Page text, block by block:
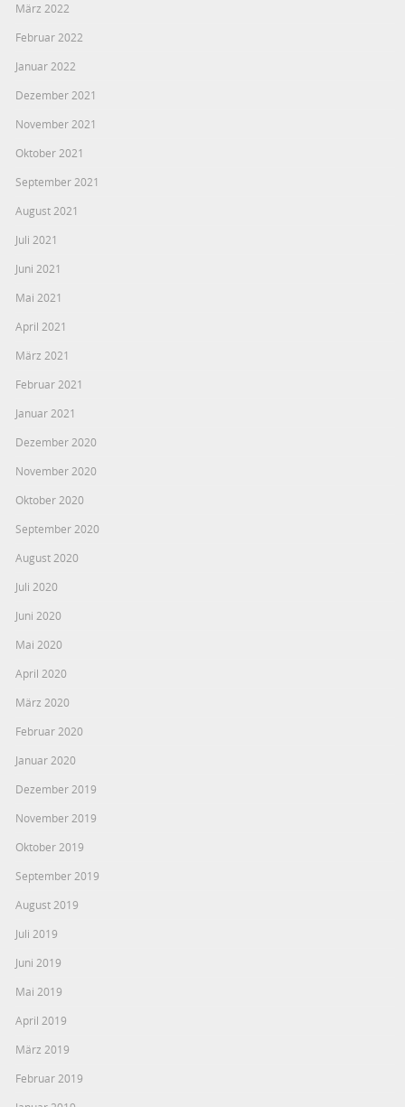
März 2022
Februar 2022
Januar 2022
Dezember 2021
November 2021
Oktober 2021
September 2021
August 2021
Juli 2021
Juni 2021
Mai 2021
April 2021
März 2021
Februar 2021
Januar 2021
Dezember 2020
November 2020
Oktober 2020
September 2020
August 2020
Juli 2020
Juni 2020
Mai 2020
April 2020
März 2020
Februar 2020
Januar 2020
Dezember 2019
November 2019
Oktober 2019
September 2019
August 2019
Juli 2019
Juni 2019
Mai 2019
April 2019
März 2019
Februar 2019